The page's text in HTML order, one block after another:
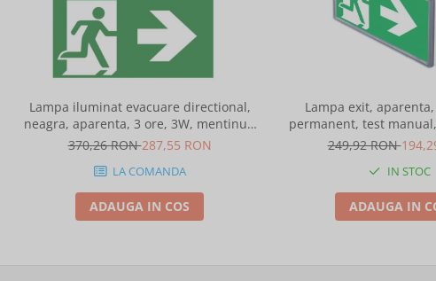
Lampa iluminat evacuare directional,
neagra, aparenta, 3 ore, 3W, mentinut,
test automat, IP20, Intelight 90085
370,26 RON287,55 RON
LA COMANDA
ADAUGA IN COS
Lampa exit,
permanent, test
spatii largi,
249,92 RON
IN STOC
ADAUGA IN